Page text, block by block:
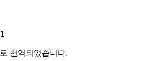
번역되었습니다.